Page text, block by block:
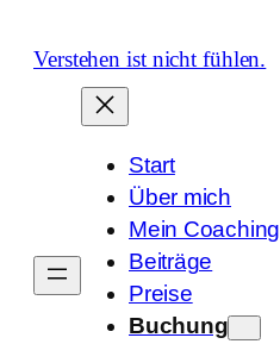
Inhalt
springen
Verstehen ist nicht fühlen.
Start
Über mich
Mein Coaching
Beiträge
Preise
Buchung